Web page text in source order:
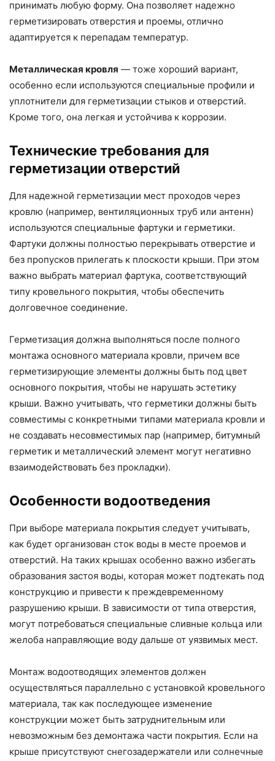
принимать любую форму. Она позволяет надежно
герметизировать отверстия и проемы, отлично
адаптируется к перепадам температур.
Металлическая кровля — тоже хороший вариант,
особенно если используются специальные профили и
уплотнители для герметизации стыков и отверстий.
Кроме того, она легкая и устойчива к коррозии.
Технические требования для
герметизации отверстий
Для надежной герметизации мест проходов через
кровлю (например, вентиляционных труб или антенн)
используются специальные фартуки и герметики.
Фартуки должны полностью перекрывать отверстие и
без пропусков прилегать к плоскости крыши. При этом
важно выбрать материал фартука, соответствующий
типу кровельного покрытия, чтобы обеспечить
долговечное соединение.
Герметизация должна выполняться после полного
монтажа основного материала кровли, причем все
герметизирующие элементы должны быть под цвет
основного покрытия, чтобы не нарушать эстетику
крыши. Важно учитывать, что герметики должны быть
совместимы с конкретными типами материала кровли и
не создавать несовместимых пар (например, битумный
герметик и металлический элемент могут негативно
взаимодействовать без прокладки).
Особенности водоотведения
При выборе материала покрытия следует учитывать,
как будет организован сток воды в месте проемов и
отверстий. На таких крышах особенно важно избегать
образования застоя воды, которая может подтекать под
конструкцию и привести к преждевременному
разрушению крыши. В зависимости от типа отверстия,
могут потребоваться специальные сливные кольца или
желоба направляющие воду дальше от уязвимых мест.
Монтаж водоотводящих элементов должен
осуществляться параллельно с установкой кровельного
материала, так как последующее изменение
конструкции может быть затруднительным или
невозможным без демонтажа части покрытия. Если на
крыше присутствуют снегозадержатели или солнечные